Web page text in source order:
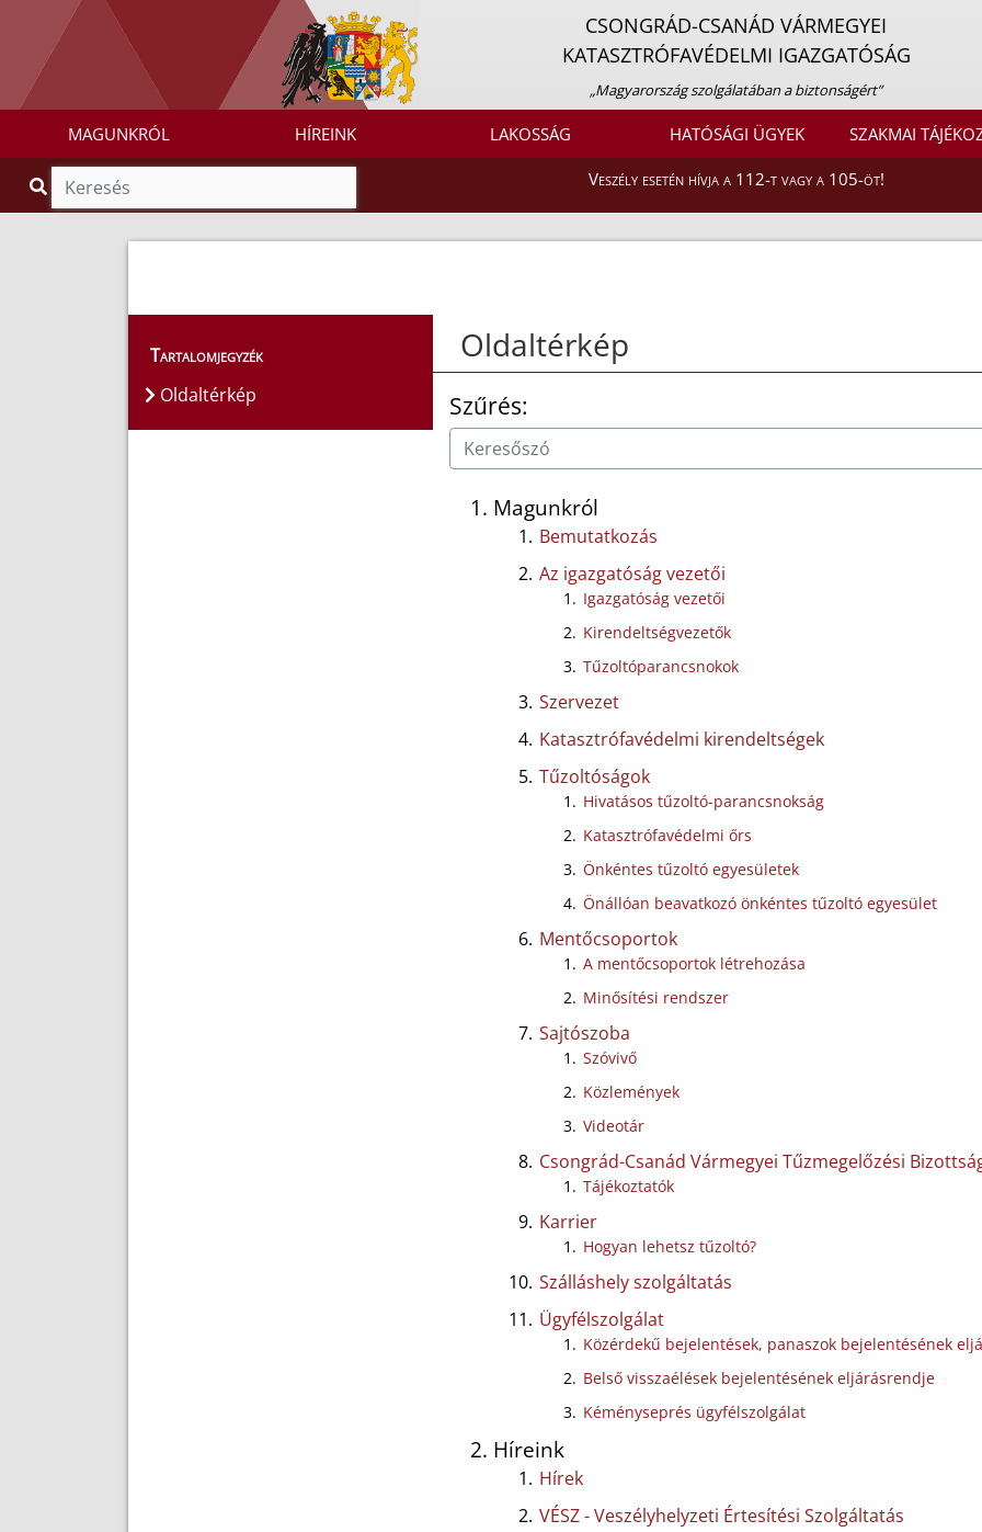
CSONGRÁD-CSANÁD VÁRMEGYEI
KATASZTRÓFAVÉDELMI IGAZGATÓSÁG
„Magyarország szolgálatában a biztonságért”
MAGUNKRÓL HÍREINK LAKOSSÁG HATÓSÁGI ÜGYEK SZAKMAI
Veszély esetén hívja a 112-t vagy a 105-öt!
Tartalomjegyzék
Oldaltérkép
Oldaltérkép
Szűrés:
Magunkról
Bemutatkozás
Az igazgatóság vezetői
Igazgatóság vezetői
Kirendeltségvezetők
Tűzoltóparancsnokok
Szervezet
Katasztrófavédelmi kirendeltségek
Tűzoltóságok
Hivatásos tűzoltó-parancsnokság
Katasztrófavédelmi őrs
Önkéntes tűzoltó egyesületek
Önállóan beavatkozó önkéntes tűzoltó egyesület
Mentőcsoportok
A mentőcsoportok létrehozása
Minősítési rendszer
Sajtószoba
Szóvivő
Közlemények
Videotár
Csongrád-Csanád Vármegyei Tűzmegelőzési
Tájékoztatók
Karrier
Hogyan lehetsz tűzoltó?
Szálláshely szolgáltatás
Ügyfélszolgálat
Közérdekű bejelentések, panaszok bejelentésének
Belső visszaélések bejelentésének eljárásrendje
Kéményseprés ügyfélszolgálat
Híreink
Hírek
VÉSZ - Veszélyhelyzeti Értesítési Szolgáltatás